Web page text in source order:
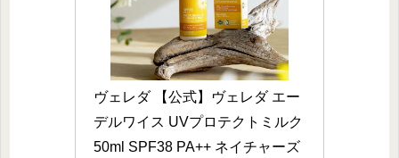
ヴェレダ 【公式】ヴェレダ エー
デルワイス UVプロテクトミルク
50ml SPF38 PA++ ネイチャーズ